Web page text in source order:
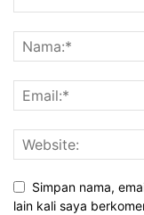
Simpan nama,
lain kali saya